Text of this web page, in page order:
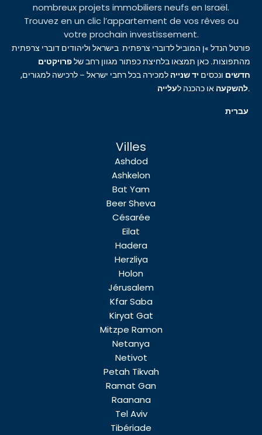
nombreux projets immobiliers neufs en Israël.
Trouvez en un clic l’appartement de vos rêves ou
votre prochain investissement.
פורטל הנדל »ן המוביל לדוברי צרפתית בישראל וליהודים דוברי צרפתית
מהתפוצות. כאן תמצאו בלחיצת כפתור מגוון רחב שלפרויקטים
חדשים ונכסים יד שנייה למכירה בכל רחבי ישראל – לרכישה למגורים,
להשקעה או כהכנה לעלייה .
Villes
Ashdod
Ashkelon
Bat Yam
Beer Sheva
Césarée
Eilat
Hadera
Herzliya
Holon
Jérusalem
Kfar Saba
Kiryat Gat
Mitzpe Ramon
Netanya
Netivot
Petah Tikvah
Ramat Gan
Raanana
Tel Aviv
Tibériade